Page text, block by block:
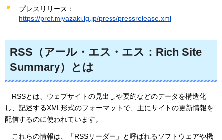
プレスリリース：
https://pref.miyazaki.lg.jp/press/pressrelease.xml
RSS（アール・エス・エス：Rich Site
Summary）とは
RSSとは、ウェブサイトの見出しや要約などのデータを構造化
し、記述するXML形式のフォーマットで、主にサイトの更新情報を
配信するのに使われています。
これらの情報は 、「RSSリーダー」と呼ばれるソフトウェアや機